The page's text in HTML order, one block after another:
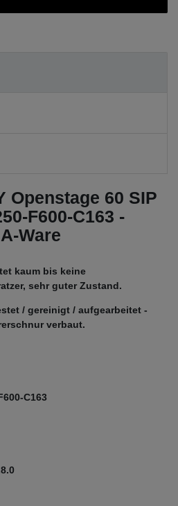
Openstage 60 SIP
F600-C163 -
Ware
kaum bis keine
sehr guter Zustand.
/ gereinigt / aufgearbeitet -
verbaut.
C163